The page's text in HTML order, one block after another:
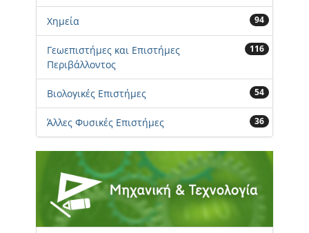
Χημεία 94
Γεωεπιστήμες και Επιστήμες
Περιβάλλοντος
116
Βιολογικές Επιστήμες 54
Άλλες Φυσικές Επιστήμες 36